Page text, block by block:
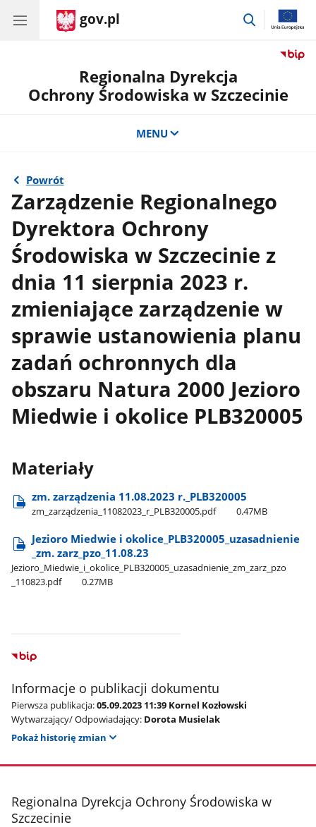
gov.pl
przejdź
Regionalna Dyrekcja
Ochrony Środowiska w Szczecinie
MENU
Powrót
Zarządzenie Regionalnego
Dyrektora Ochrony
Środowiska w Szczecinie z
dnia 11 sierpnia 2023 r.
zmieniające zarządzenie w
sprawie ustanowienia planu
zadań ochronnych dla
obszaru Natura 2000 Jezioro
Miedwie i okolice PLB320005
Materiały
zm. zarządzenia 11.08.2023 r.​_PLB320005
zm​_zarządzenia​_11082023​_r​_PLB320005.pdf 0.47MB
Jezioro Miedwie i okolice​_PLB320005​_uzasadnienie​
_zm. zarz​_pzo​_11.08.23
Jezioro​_Miedwie​_i​_okolice​_PLB320005​_uzasadnienie​_zm​_zarz​_pzo​
_110823.pdf
0.27MB
Informacje o publikacji dokumentu
Pierwsza publikacja:05.09.2023 11:39 Kornel Kozłowski
Wytwarzający/ Odpowiadający: Dorota Musielak
Pokaż historię zmian
stopka
Regionalna Dyrekcja Ochrony Środowiska w
Szczecinie